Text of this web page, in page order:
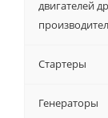
двигателей
Стартеры
Генераторы